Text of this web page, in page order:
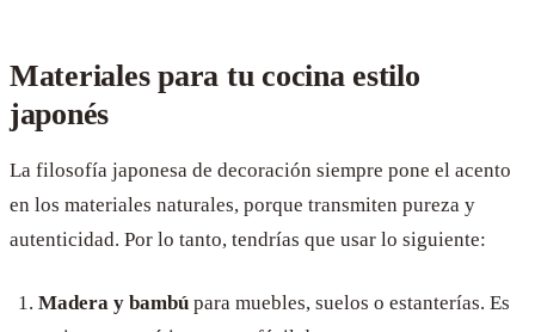
Materiales para tu cocina estilo
japonés
La filosofía japonesa de decoración siempre pone el acento
en los materiales naturales, porque transmiten pureza y
autenticidad. Por lo tanto, tendrías que usar lo siguiente:
Madera y bambú para muebles, suelos o estanterías. Es